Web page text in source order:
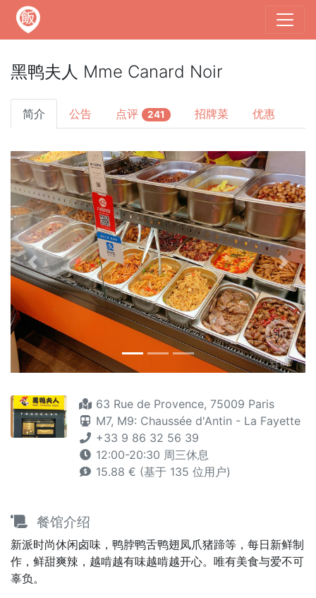
黑鸭夫人 Mme Canard Noir
简介 公告 点评 241 招牌菜 优惠
Previous Next
63 Rue de Provence, 75009 Paris
M7, M9: Chaussée d'Antin - La Fayette
+33 9 86 32 56 39
12:00-20:30 周三休息
15.88 € (基于 135 位用户)
餐馆介绍
新派时尚休闲卤味，鸭脖鸭舌鸭翅凤爪猪蹄等，每日新鲜制
作，鲜甜爽辣，越啃越有味越啃越开心。唯有美食与爱不可
辜负。